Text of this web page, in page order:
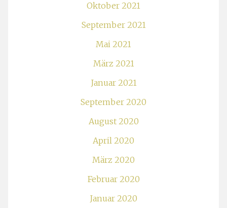
Oktober 2021
September 2021
Mai 2021
März 2021
Januar 2021
September 2020
August 2020
April 2020
März 2020
Februar 2020
Januar 2020